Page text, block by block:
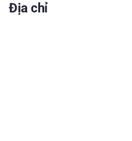
Địa chỉ